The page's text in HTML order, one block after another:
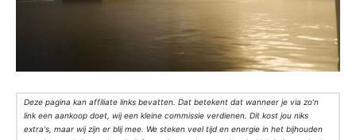
Deze pagina kan affiliate links bevatten. Dat betekent dat wanneer je via zo’n
link een aankoop doet, wij een kleine commissie verdienen. Dit kost jou niks
extra's, maar wij zijn er blij mee. We steken veel tijd en energie in het bijhouden